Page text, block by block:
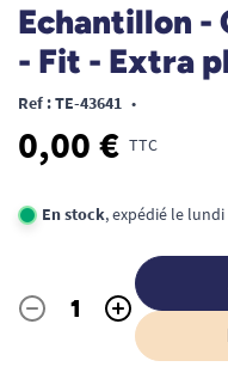
Echantillon -
- Fit - Extra
Ref : TE-43641 •
0,00 € TTC
En stock, expédié le
Quantité
- +